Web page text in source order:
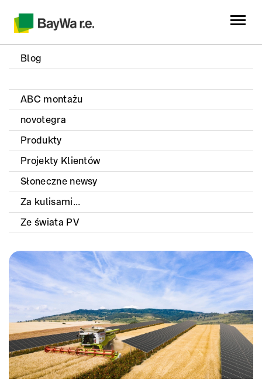
Blog
ABC montażu
novotegra
Produkty
Projekty Klientów
Słoneczne newsy
Za kulisami...
Ze świata PV